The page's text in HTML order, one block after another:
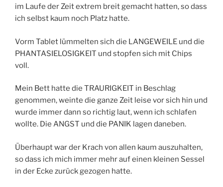
im Laufe der Zeit extrem breit gemacht hatten, so dass
ich selbst kaum noch Platz hatte.
Vorm Tablet lümmelten sich die LANGEWEILE und die
PHANTASIELOSIGKEIT und stopfen sich mit Chips
voll.
Mein Bett hatte die TRAURIGKEIT in Beschlag
genommen, weinte die ganze Zeit leise vor sich hin und
wurde immer dann so richtig laut, wenn ich schlafen
wollte. Die ANGST und die PANIK lagen daneben.
Überhaupt war der Krach von allen kaum auszuhalten,
so dass ich mich immer mehr auf einen kleinen Sessel
in der Ecke zurück gezogen hatte.